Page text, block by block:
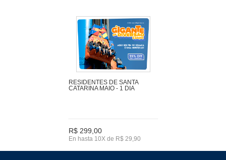
RESIDENTES DE SANTA
CATARINA MAIO - 1 DIA
R$ 299,00
En hasta 10X de R$ 29,90